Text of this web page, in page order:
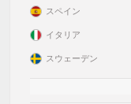
スペイン
イタリア
スウェーデン